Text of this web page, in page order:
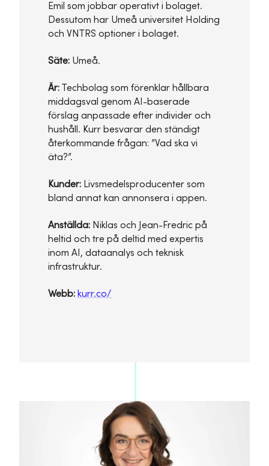
Emil som jobbar operativt i bolaget.
Dessutom har Umeå universitet Holding
och VNTRS optioner i bolaget.
Säte: Umeå.
Är: Techbolag som förenklar hållbara
middagsval genom AI-baserade
förslag anpassade efter individer och
hushåll. Kurr besvarar den ständigt
återkommande frågan: ”Vad ska vi
äta?”.
Kunder: Livsmedelsproducenter som
bland annat kan annonsera i appen.
Anställda: Niklas och Jean-Fredric på
heltid och tre på deltid med expertis
inom AI, dataanalys och teknisk
infrastruktur.
Webb: kurr.co/